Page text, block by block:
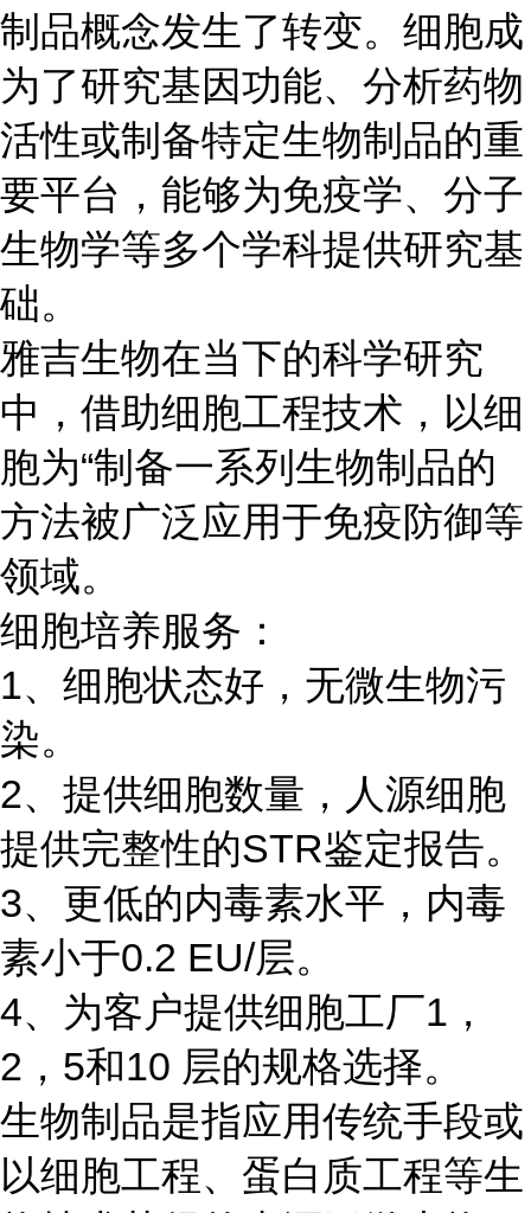
制品概念发生了转变。细胞成
为了研究基因功能、分析药物
活性或制备特定生物制品的重
要平台，能够为免疫学、分子
生物学等多个学科提供研究基
础。
雅吉生物在当下的科学研究
中，借助细胞工程技术，以细
胞为“制备一系列生物制品的
方法被广泛应用于免疫防御等
领域。
细胞培养服务：
1、细胞状态好，无微生物污
染。
2、提供细胞数量，人源细胞
提供完整性的STR鉴定报告。
3、更低的内毒素水平，内毒
素小于0.2 EU/层。
4、为客户提供细胞工厂1，
2，5和10 层的规格选择。
生物制品是指应用传统手段或
以细胞工程、蛋白质工程等生